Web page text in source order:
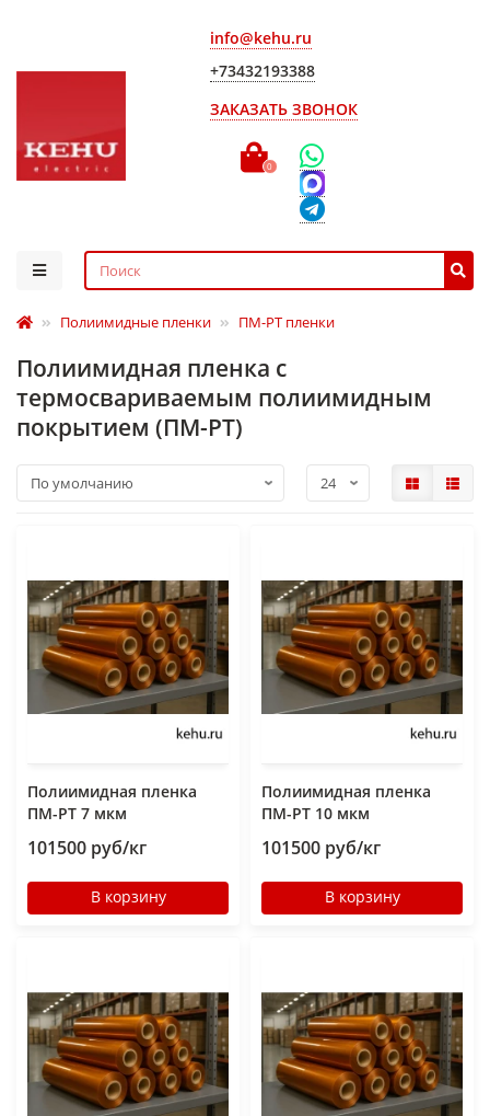
info@kehu.ru
+73432193388
ЗАКАЗАТЬ ЗВОНОК
0
Полиимидные пленки ПМ-РТ пленки
Полиимидная пленка с
термосвариваемым полиимидным
покрытием (ПМ-РТ)
Полиимидная пленка
ПМ-РТ 7 мкм
101500 руб/кг
В корзину
Полиимидная пленка
ПМ-РТ 10 мкм
101500 руб/кг
В корзину